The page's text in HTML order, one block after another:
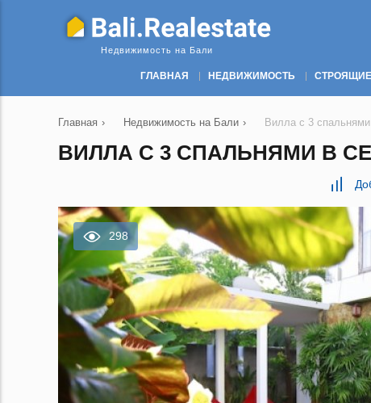
Недвижимость на Бали
ГЛАВНАЯ НЕДВИЖИМОСТЬ
Главная › Недвижимость на Бали › Вилла с 3
ВИЛЛА С 3 СПАЛЬНЯМИ В
298